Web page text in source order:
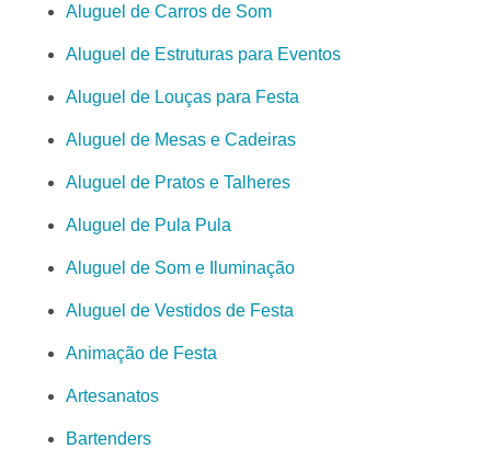
Aluguel de Carros de Som
Aluguel de Estruturas para Eventos
Aluguel de Louças para Festa
Aluguel de Mesas e Cadeiras
Aluguel de Pratos e Talheres
Aluguel de Pula Pula
Aluguel de Som e Iluminação
Aluguel de Vestidos de Festa
Animação de Festa
Artesanatos
Bartenders